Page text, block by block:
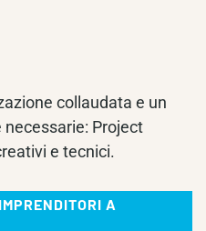
collaudata e un
Project
e tecnici.
A